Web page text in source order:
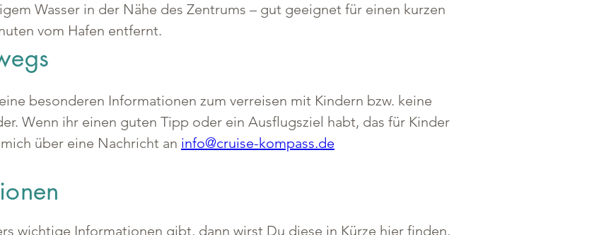
Wasser in der Nähe des Zentrums – gut geeignet für einen kurzen
vom Hafen entfernt.
besonderen Informationen zum verreisen mit Kindern bzw. keine
Wenn ihr einen guten Tipp oder ein Ausflugsziel habt, das für Kinder
über eine Nachricht an info@cruise-kompass.de
wichtige Informationen gibt, dann wirst Du diese in Kürze hier finden.